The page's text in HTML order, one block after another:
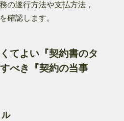
の遂行方法や支払方法，
確認します。
てよい『契約書のタ
べき『契約の当事